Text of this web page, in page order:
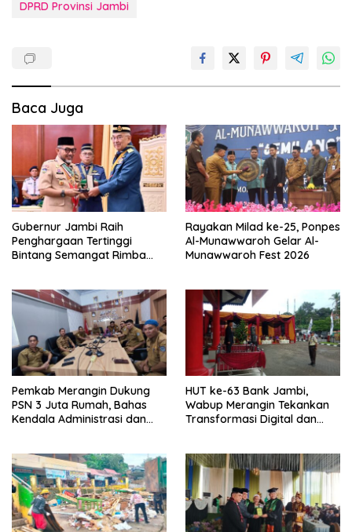
DPRD Provinsi Jambi
Baca Juga
Gubernur Jambi Raih
Penghargaan Tertinggi
Bintang Semangat Rimba
Rayakan Milad ke-25, Ponpes
Al-Munawwaroh Gelar Al-
Munawwaroh Fest 2026
Pemkab Merangin Dukung
PSN 3 Juta Rumah, Bahas
Kendala Administrasi dan
HUT ke-63 Bank Jambi,
Wabup Merangin Tekankan
Transformasi Digital dan